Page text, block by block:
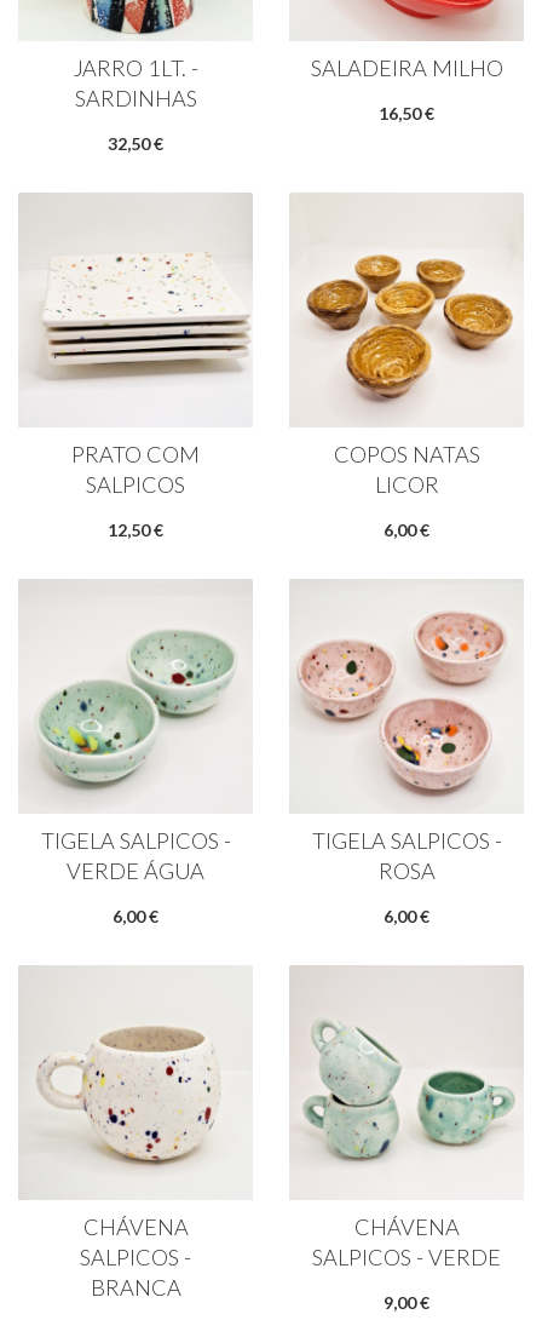
JARRO 1LT. -
SARDINHAS
32,50 €
SALADEIRA MILHO
16,50 €
PRATO COM
SALPICOS
12,50 €
COPOS NATAS
LICOR
6,00 €
TIGELA SALPICOS -
VERDE ÁGUA
6,00 €
TIGELA SALPICOS -
ROSA
6,00 €
CHÁVENA
SALPICOS -
BRANCA
CHÁVENA
SALPICOS - VERDE
9,00 €